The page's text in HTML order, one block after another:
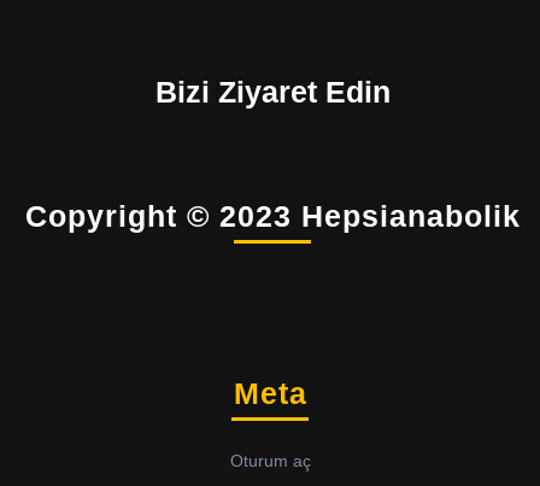
Bizi Ziyaret Edin
Copyright © 2023 Hepsianabolik
Meta
Oturum aç